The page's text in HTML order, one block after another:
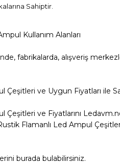
Sahiptir.
Kullanım Alanları
fabrikalarda, alışveriş
ve Uygun Fiyatları ile
Çeşitleri ve Fiyatlarını
Flamanlı Led Ampul
burada bulabilirsiniz.